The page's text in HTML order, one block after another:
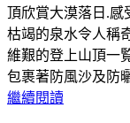
頂欣賞大漠落日.感
枯竭的泉水令人稱
維艱的登上山頂一
包裹著防風沙及防
繼續閱讀